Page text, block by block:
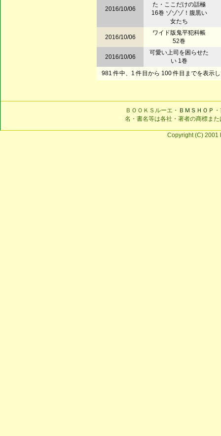
2016/10/06
た・ここだけの話極
16巻 ゾゾゾ！腹黒い
女たち
2016/10/06
ワイド版鬼平犯科帳
52巻
2016/10/06
可愛い上司を困らせた
い 1巻
981 件中、1 件目から 100 件目までを表示
ＢＯＯＫＳルーエ・ ＢＭＳＨＯＰ
名・書名等は各社・著者の商標ま
Copyright (C) 2001